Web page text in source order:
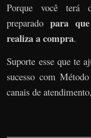
Porque você terá
preparadopara
realiza a compra.
Suporte esse que te
sucesso com
canais de